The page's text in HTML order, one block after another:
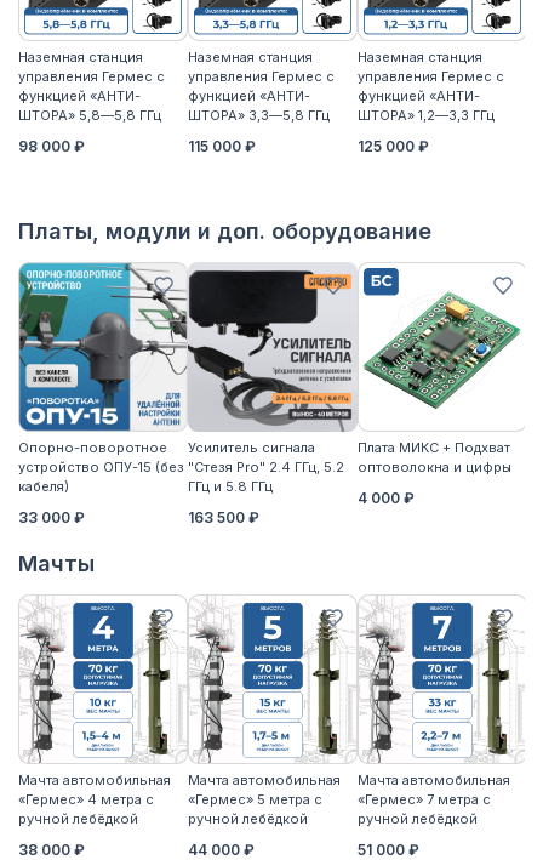
Наземная станция
управления Гермес с
функцией «АНТИ-
ШТОРА» 5,8—5,8 ГГц
98 000 ₽
Наземная станция
управления Гермес с
функцией «АНТИ-
ШТОРА» 3,3—5,8 ГГц
115 000 ₽
Наземная станция
управления Гермес с
функцией «АНТИ-
ШТОРА» 1,2—3,3 ГГц
125 000 ₽
Платы, модули и доп. оборудование
Опорно-поворотное
устройство ОПУ-15 (без
кабеля)
33 000 ₽
Усилитель сигнала
"Стезя Pro" 2.4 ГГц, 5.2
ГГц и 5.8 ГГц
163 500 ₽
Плата МИКС + Подхват
оптоволокна и цифры
4 000 ₽
Мачты
Мачта автомобильная
«Гермес» 4 метра с
ручной лебёдкой
38 000 ₽
Мачта автомобильная
«Гермес» 5 метра с
ручной лебёдкой
44 000 ₽
Мачта автомобильная
«Гермес» 7 метра с
ручной лебёдкой
51 000 ₽